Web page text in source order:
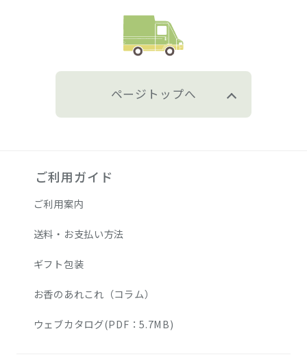
ページトップへ
ご利用ガイド
ご利用案内
送料・お支払い方法
ギフト包装
お香のあれこれ（コラム）
ウェブカタログ(PDF：5.7MB)